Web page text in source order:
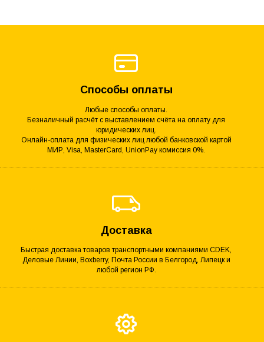
Способы оплаты
Любые способы оплаты.
Безналичный расчёт с выставлением счёта на оплату для
юридических лиц.
Онлайн-оплата для физических лиц любой банковской картой
МИР, Visa, MasterCard, UnionPay комиссия 0%.
Доставка
Быстрая доставка товаров транспортными компаниями CDEK,
Деловые Линии, Boxberry, Почта России в Белгород, Липецк и
любой регион РФ.